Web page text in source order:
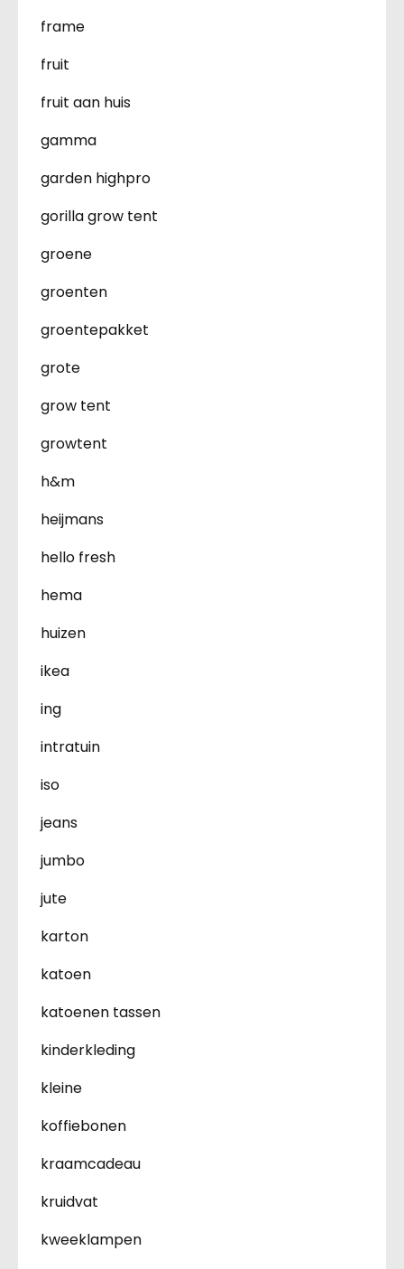
frame
fruit
fruit aan huis
gamma
garden highpro
gorilla grow tent
groene
groenten
groentepakket
grote
grow tent
growtent
h&m
heijmans
hello fresh
hema
huizen
ikea
ing
intratuin
iso
jeans
jumbo
jute
karton
katoen
katoenen tassen
kinderkleding
kleine
koffiebonen
kraamcadeau
kruidvat
kweeklampen